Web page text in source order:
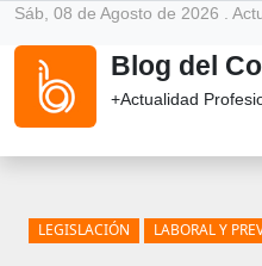
Sáb, 08 de Agosto de 2026 .
Blog del
+Actualidad
LEGISLACIÓN LABORAL Y